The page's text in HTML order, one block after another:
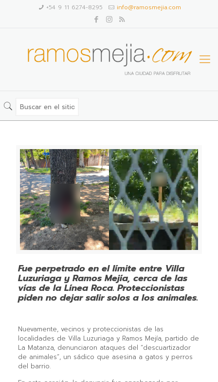
+54 9 11 6274-8295 info@ramosmejia.com
Fue perpetrado en el límite entre Villa
Luzuriaga y Ramos Mejía, cerca de las
vías de la Línea Roca. Proteccionistas
piden no dejar salir solos a los animales.
Nuevamente, vecinos y proteccionistas de las
localidades de Villa Luzuriaga y Ramos Mejía, partido de
La Matanza, denunciaron ataques del “descuartizador
de animales”, un sádico que asesina a gatos y perros
del barrio.